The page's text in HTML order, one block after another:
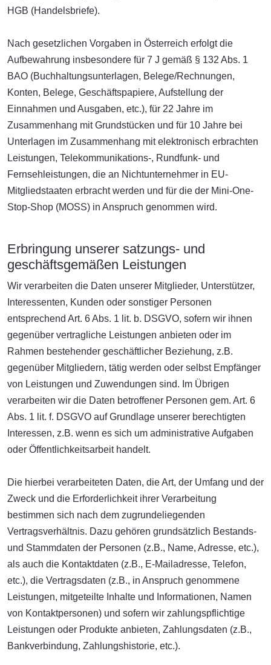
HGB (Handelsbriefe).
Nach gesetzlichen Vorgaben in Österreich erfolgt die
Aufbewahrung insbesondere für 7 J gemäß § 132 Abs. 1
BAO (Buchhaltungsunterlagen, Belege/Rechnungen,
Konten, Belege, Geschäftspapiere, Aufstellung der
Einnahmen und Ausgaben, etc.), für 22 Jahre im
Zusammenhang mit Grundstücken und für 10 Jahre bei
Unterlagen im Zusammenhang mit elektronisch erbrachten
Leistungen, Telekommunikations-, Rundfunk- und
Fernsehleistungen, die an Nichtunternehmer in EU-
Mitgliedstaaten erbracht werden und für die der Mini-One-
Stop-Shop (MOSS) in Anspruch genommen wird.
Erbringung unserer satzungs- und
geschäftsgemäßen Leistungen
Wir verarbeiten die Daten unserer Mitglieder, Unterstützer,
Interessenten, Kunden oder sonstiger Personen
entsprechend Art. 6 Abs. 1 lit. b. DSGVO, sofern wir ihnen
gegenüber vertragliche Leistungen anbieten oder im
Rahmen bestehender geschäftlicher Beziehung, z.B.
gegenüber Mitgliedern, tätig werden oder selbst Empfänger
von Leistungen und Zuwendungen sind. Im Übrigen
verarbeiten wir die Daten betroffener Personen gem. Art. 6
Abs. 1 lit. f. DSGVO auf Grundlage unserer berechtigten
Interessen, z.B. wenn es sich um administrative Aufgaben
oder Öffentlichkeitsarbeit handelt.
Die hierbei verarbeiteten Daten, die Art, der Umfang und der
Zweck und die Erforderlichkeit ihrer Verarbeitung
bestimmen sich nach dem zugrundeliegenden
Vertragsverhältnis. Dazu gehören grundsätzlich Bestands-
und Stammdaten der Personen (z.B., Name, Adresse, etc.),
als auch die Kontaktdaten (z.B., E-Mailadresse, Telefon,
etc.), die Vertragsdaten (z.B., in Anspruch genommene
Leistungen, mitgeteilte Inhalte und Informationen, Namen
von Kontaktpersonen) und sofern wir zahlungspflichtige
Leistungen oder Produkte anbieten, Zahlungsdaten (z.B.,
Bankverbindung, Zahlungshistorie, etc.).